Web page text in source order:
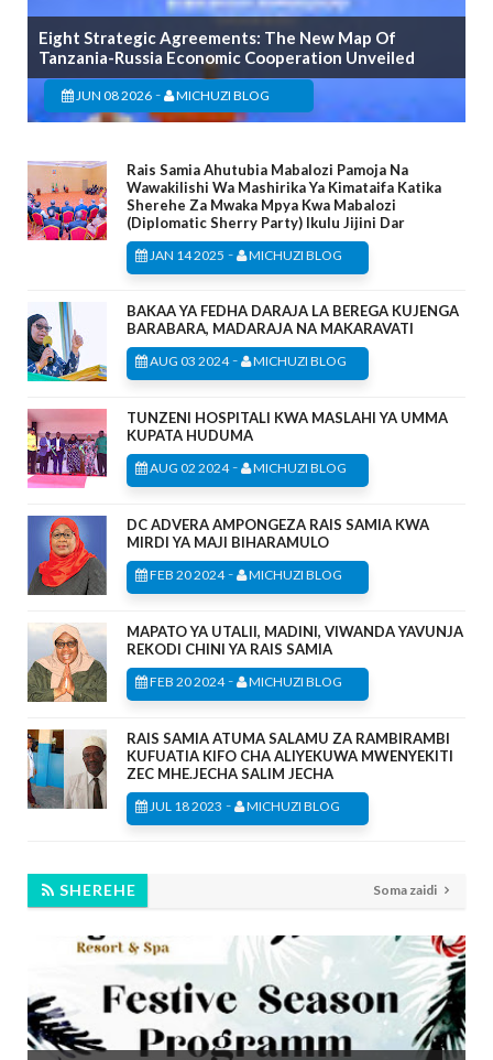
Eight Strategic Agreements: The New Map Of
Tanzania-Russia Economic Cooperation Unveiled
JUN 08 2026 - MICHUZI BLOG
Rais Samia Ahutubia Mabalozi Pamoja Na
Wawakilishi Wa Mashirika Ya Kimataifa Katika
Sherehe Za Mwaka Mpya Kwa Mabalozi
(Diplomatic Sherry Party) Ikulu Jijini Dar
JAN 14 2025 - MICHUZI BLOG
BAKAA YA FEDHA DARAJA LA BEREGA KUJENGA
BARABARA, MADARAJA NA MAKARAVATI
AUG 03 2024- MICHUZI BLOG
TUNZENI HOSPITALI KWA MASLAHI YA UMMA
KUPATA HUDUMA
AUG 02 2024- MICHUZI BLOG
DC ADVERA AMPONGEZA RAIS SAMIA KWA
MIRDI YA MAJI BIHARAMULO
FEB 20 2024- MICHUZI BLOG
MAPATO YA UTALII, MADINI, VIWANDA YAVUNJA
REKODI CHINI YA RAIS SAMIA
FEB 20 2024- MICHUZI BLOG
RAIS SAMIA ATUMA SALAMU ZA RAMBIRAMBI
KUFUATIA KIFO CHA ALIYEKUWA MWENYEKITI
ZEC MHE.JECHA SALIM JECHA
JUL 18 2023 - MICHUZI BLOG
SHEREHE Soma zaidi